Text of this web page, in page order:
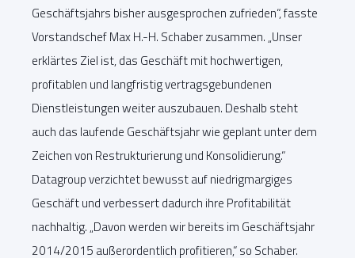
Geschäftsjahrs bisher ausgesprochen zufrieden“, fasste
Vorstandschef Max H.-H. Schaber zusammen. „Unser
erklärtes Ziel ist, das Geschäft mit hochwertigen,
profitablen und langfristig vertragsgebundenen
Dienstleistungen weiter auszubauen. Deshalb steht
auch das laufende Geschäftsjahr wie geplant unter dem
Zeichen von Restrukturierung und Konsolidierung.“
Datagroup verzichtet bewusst auf niedrigmargiges
Geschäft und verbessert dadurch ihre Profitabilität
nachhaltig. „Davon werden wir bereits im Geschäftsjahr
2014/2015 außerordentlich profitieren,“ so Schaber.